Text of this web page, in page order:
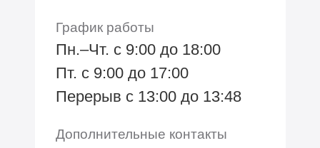
График работы
Пн.–Чт. с 9:00 до 18:00
Пт. с 9:00 до 17:00
Перерыв с 13:00 до 13:48
Дополнительные контакты